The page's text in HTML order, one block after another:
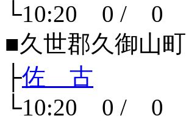
└10:20 0 / 0
■久世郡久御山町
├佐 古
└10:20 0 / 0